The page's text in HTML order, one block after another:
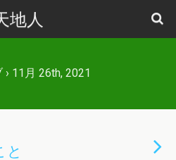
地人
› 11月 26th, 2021
と